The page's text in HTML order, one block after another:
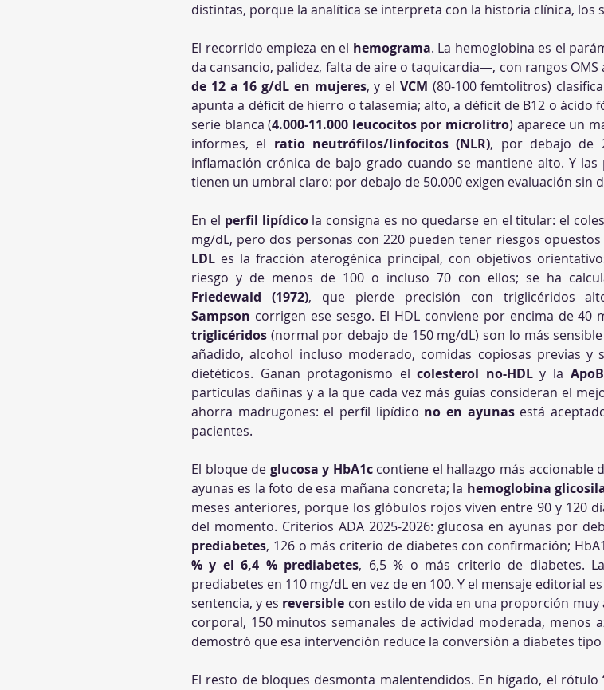
distintas, porque la analítica se interpreta con la historia clínica, los
El recorrido empieza en el hemograma. La hemoglobina es el
da cansancio, palidez, falta de aire o taquicardia—, con rangos
de 12 a 16 g/dL en mujeres, y el VCM (80-100 femtolitros)
apunta a déficit de hierro o talasemia; alto, a déficit de B12 o ácido
serie blanca (4.000-11.000 leucocitos por microlitro) aparece un
informes, el ratio neutrófilos/linfocitos (NLR), por debajo de
inflamación crónica de bajo grado cuando se mantiene alto. Y las
tienen un umbral claro: por debajo de 50.000 exigen evaluación sin
En el perfil lipídico la consigna es no quedarse en el titular: el
LDL es la fracción aterogénica principal, con objetivos
Friedewald (1972), que pierde precisión con triglicéridos
Sampson
triglicéridos (normal por debajo de 150 mg/dL) son lo más
añadido, alcohol incluso moderado, comidas copiosas previas
dietéticos. Ganan protagonismo el colesterol no-HDL y la ApoB
partículas dañinas y a la que cada vez más guías consideran el
ahorra madrugones: el perfil lipídico no en ayunas está
pacientes.
El bloque de glucosa y HbA1c contiene el hallazgo más accionable
ayunas es la foto de esa mañana concreta; la hemoglobina
meses anteriores, porque los glóbulos rojos viven entre 90 y 120
del momento. Criterios ADA 2025-2026: glucosa en ayunas por
prediabetes, 126 o más criterio de diabetes con confirmación;
% y el 6,4 % prediabetes, 6,5 % o más criterio de diabetes.
prediabetes en 110 mg/dL en vez de en 100. Y el mensaje editorial
sentencia, y es reversible con estilo de vida en una proporción
corporal, 150 minutos semanales de actividad moderada, menos
demostró que esa intervención reduce la conversión a diabetes
El resto de bloques desmonta malentendidos. En hígado, el rótulo